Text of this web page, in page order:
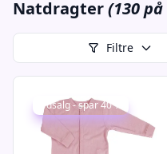
Natdragter(130
Filtre
Udsalg - spar 40 %